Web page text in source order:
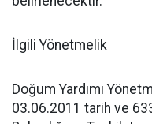
İlgili Yönetmelik
Doğum Yardımı
03.06.2011 tarih ve